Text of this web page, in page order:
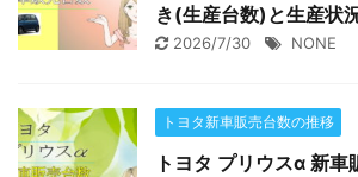
き(生産台数)と生産状
2026/7/30 NONE
トヨタ新車販売台数の推移
トヨタ プリウスα 新